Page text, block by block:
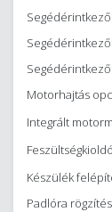
Motorhajtás
Integrált
Készülék
Padlóra